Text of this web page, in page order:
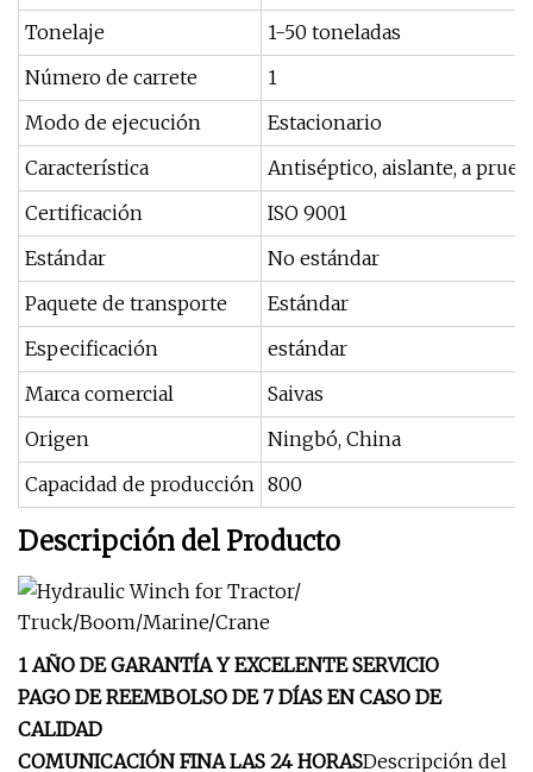
Tonelaje
1-50 toneladas
Número de carrete
1
Modo de ejecución
Estacionario
Característica
Antiséptico, aislante, a
Certificación
ISO 9001
Estándar
No estándar
Paquete de transporte
Estándar
Especificación
estándar
Marca comercial
Saivas
Origen
Ningbó, China
Capacidad de producción 800
Descripción del Producto
1 AÑO DE GARANTÍA Y EXCELENTE SERVICIO
PAGO DE REEMBOLSO DE 7 DÍAS EN CASO DE
CALIDAD
COMUNICACIÓN FINA LAS 24 HORASDescripción del